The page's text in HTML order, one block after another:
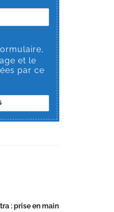
et le
par ce
: prise en main